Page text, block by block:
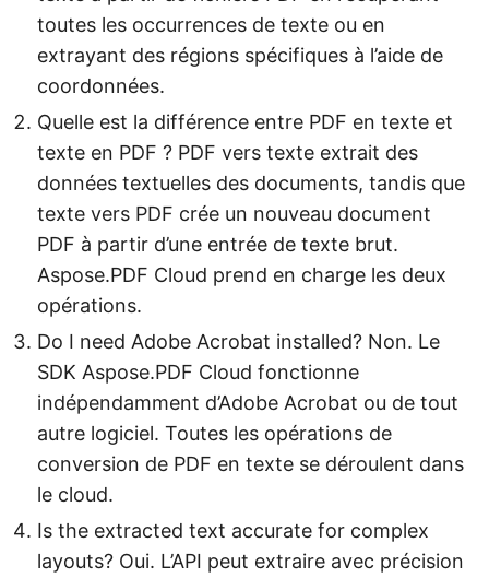
toutes les occurrences de texte ou en
extrayant des régions spécifiques à l’aide de
coordonnées.
Quelle est la différence entre PDF en texte et
texte en PDF ? PDF vers texte extrait des
données textuelles des documents, tandis que
texte vers PDF crée un nouveau document
PDF à partir d’une entrée de texte brut.
Aspose.PDF Cloud prend en charge les deux
opérations.
Do I need Adobe Acrobat installed? Non. Le
SDK Aspose.PDF Cloud fonctionne
indépendamment d’Adobe Acrobat ou de tout
autre logiciel. Toutes les opérations de
conversion de PDF en texte se déroulent dans
le cloud.
Is the extracted text accurate for complex
layouts? Oui. L’API peut extraire avec précision